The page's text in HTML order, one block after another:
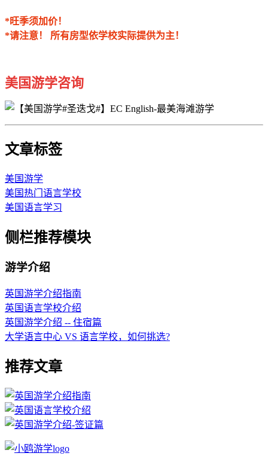
*旺季须加价！
*请注意！ 所有房型依学校实际提供为主！
美国游学咨询
文章标签
美国游学
美国热门语言学校
美国语言学习
侧栏推荐模块
游学介绍
英国游学介绍指南
英国语言学校介绍
英国游学介绍 -- 住宿篇
大学语言中心 VS 语言学校，如何挑选?
推荐文章